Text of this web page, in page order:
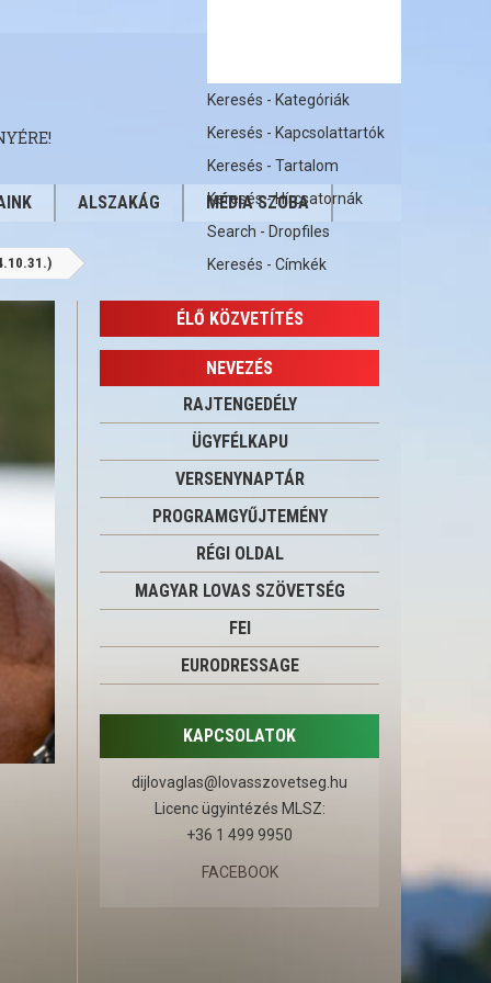
Keresés - Kategóriák
Keresés - Kapcsolattartók
Keresés - Tartalom
Keresés - Hírcsatornák
Search - Dropfiles
Keresés - Címkék
ALSZAKÁG MÉDIA SZOBA
ÉLŐ KÖZVETÍTÉS
NEVEZÉS
RAJTENGEDÉLY
ÜGYFÉLKAPU
VERSENYNAPTÁR
PROGRAMGYŰJTEMÉNY
RÉGI OLDAL
MAGYAR LOVAS SZÖVETSÉG
FEI
EURODRESSAGE
KAPCSOLATOK
dijlovaglas@lovasszovetseg.hu
Licenc ügyintézés MLSZ:
+36 1 499 9950
FACEBOOK